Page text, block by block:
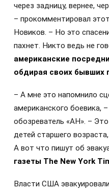
через задницу, вернее,
– прокомментировал
Новиков. – Но это
пахнет. Никто ведь не
американские
обдирая своих бывших
– А мне это напомнило
американского боевика,
обозреватель «АН». –
детей старшего
А вот что пишут об
газеты The New York
Власти США